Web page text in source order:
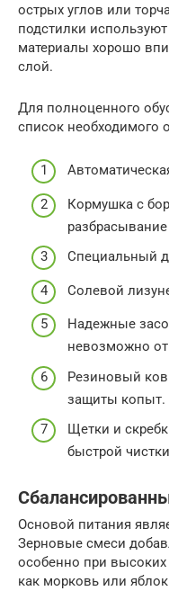
острых углов или
подстилки
материалы хорошо
слой.
Для полноценного
список необходимого
Кормушка с
разбрасывание
Специальный
Солевой
Надежные
невозможно
Резиновый
защиты копыт.
Щетки и
быстрой
Основой питания
Зерновые смеси
особенно при высоких
как морковь или